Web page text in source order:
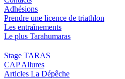
Adhésions
Prendre une licence de triathlon
Les entraînements
Le plus Tarahumaras
Stage TARAS
CAP Allures
Articles La Dépêche